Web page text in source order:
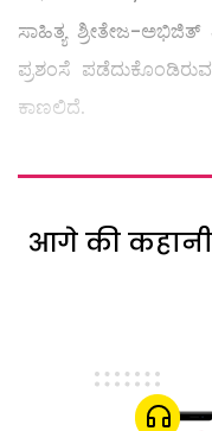
ಸಾಹಿತ್ಯ ಶ್ರೀತೇಜ-
ಪ್ರಶಂಸೆ
ಕಾಣಲಿದೆ.
आगे की